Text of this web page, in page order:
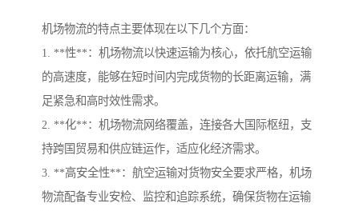
机场物流的特点主要体现在以下几个方面：
1. **性**：机场物流以快速运输为核心，依托航空运输
的高速度，能够在短时间内完成货物的长距离运输，满
足紧急和高时效性需求。
2. **化**：机场物流网络覆盖，连接各大国际枢纽，支
持跨国贸易和供应链运作，适应化经济需求。
3. **高安全性**：航空运输对货物安全要求严格，机场
物流配备专业安检、监控和追踪系统，确保货物在运输